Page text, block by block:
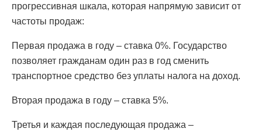
прогрессивная шкала, которая напрямую зависит от
частоты продаж:
Первая продажа в году – ставка 0%. Государство
позволяет гражданам один раз в год сменить
транспортное средство без уплаты налога на доход.
Вторая продажа в году – ставка 5%.
Третья и каждая последующая продажа –